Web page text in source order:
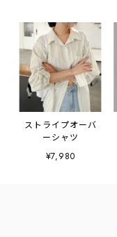
ストライプオーバ
ーシャツ
¥7,980